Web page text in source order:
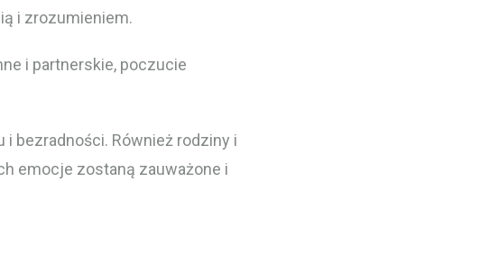
i zrozumieniem.
i partnerskie, poczucie
bezradności. Również rodziny i
emocje zostaną zauważone i